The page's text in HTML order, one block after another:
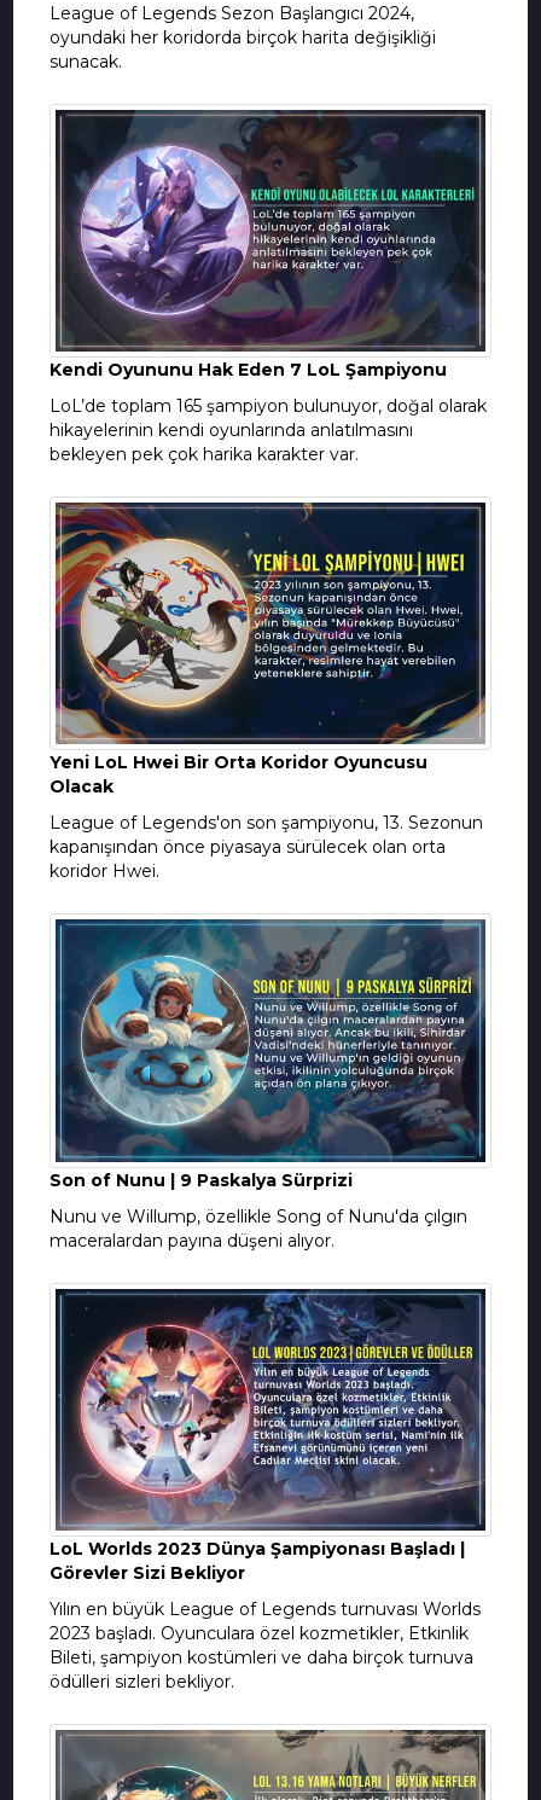
League of Legends Sezon Başlangıcı 2024,
oyundaki her koridorda birçok harita değişikliği
sunacak.
Kendi Oyununu Hak Eden 7 LoL Şampiyonu
LoL’de toplam 165 şampiyon bulunuyor, doğal olarak
hikayelerinin kendi oyunlarında anlatılmasını
bekleyen pek çok harika karakter var.
Yeni LoL Hwei Bir Orta Koridor Oyuncusu
Olacak
League of Legends'on son şampiyonu, 13. Sezonun
kapanışından önce piyasaya sürülecek olan orta
koridor Hwei.
Son of Nunu | 9 Paskalya Sürprizi
Nunu ve Willump, özellikle Song of Nunu'da çılgın
maceralardan payına düşeni alıyor.
LoL Worlds 2023 Dünya Şampiyonası Başladı |
Görevler Sizi Bekliyor
Yılın en büyük League of Legends turnuvası Worlds
2023 başladı. Oyunculara özel kozmetikler, Etkinlik
Bileti, şampiyon kostümleri ve daha birçok turnuva
ödülleri sizleri bekliyor.